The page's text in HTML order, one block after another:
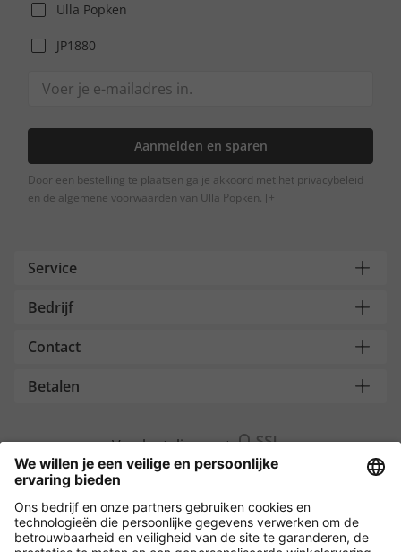
Ulla Popken
JP1880
Aanmelden en sparen
Door een bestelling te plaatsen ga je akkoord met het privacybeleid
en de algemene voorwaarden van Ulla Popken. [+]
Service
Bedrijf
Contact
Betalen
Versleuteling met
Overige webwinkels